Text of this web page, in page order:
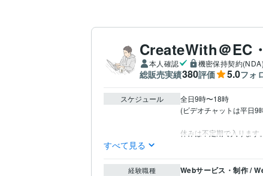
CreateWith＠EC
本人確認 機密保持契約(NDA)
総販売実績380評価 5.0フォ
スケジュール
全日9時〜18時
(ビデオチャットは平日9
休みは不定期で入ります。
すべて見る
経験職種 Webサービス・制作 /